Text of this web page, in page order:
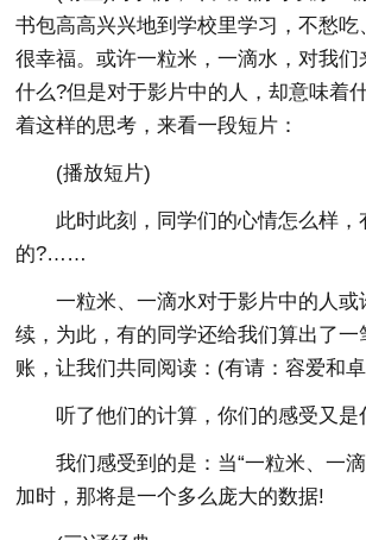
书包高高兴兴地到学校里学习，不愁吃
很幸福。或许一粒米，一滴水，对我们
什么?但是对于影片中的人，却意味着
着这样的思考，来看一段短片：
(播放短片)
此时此刻，同学们的心情怎么样，
的?……
一粒米、一滴水对于影片中的人或
续，为此，有的同学还给我们算出了一
账，让我们共同阅读：(有请：容爱和
听了他们的计算，你们的感受又是
我们感受到的是：当“一粒米、一
加时，那将是一个多么庞大的数据!